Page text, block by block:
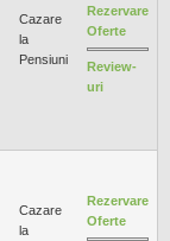
Cazare
la
Pensiuni
Rezervare
Oferte
Review-
uri
Cazare
la
Rezervare
Oferte